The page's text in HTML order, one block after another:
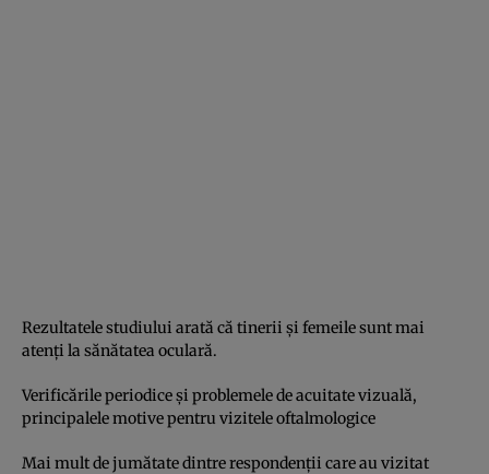
Rezultatele studiului arată că tinerii și femeile sunt mai
atenți la sănătatea oculară.
Verificările periodice și problemele de acuitate vizuală,
principalele motive pentru vizitele oftalmologice
Mai mult de jumătate dintre respondenții care au vizitat